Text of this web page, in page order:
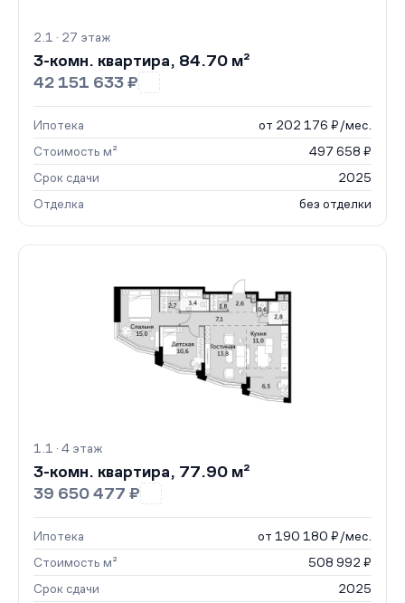
2.1 · 27 этаж
3-комн. квартира, 84.70 м²
42 151 633 ₽
Ипотека
от 202 176 ₽/мес.
Стоимость м²
497 658 ₽
Срок сдачи
2025
Отделка
без отделки
1.1 · 4 этаж
3-комн. квартира, 77.90 м²
39 650 477 ₽
Ипотека
от 190 180 ₽/мес.
Стоимость м²
508 992 ₽
Срок сдачи
2025